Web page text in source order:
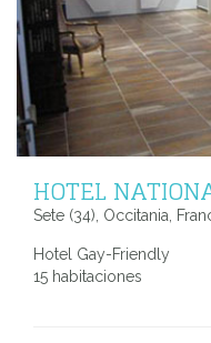
HOTEL
Sete (34), Occitania,
Hotel Gay-Friendly
15 habitaciones